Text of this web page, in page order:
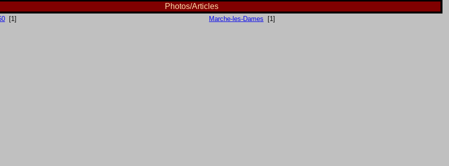
Photos/Articles
[1] Marche-les-Dames [1]